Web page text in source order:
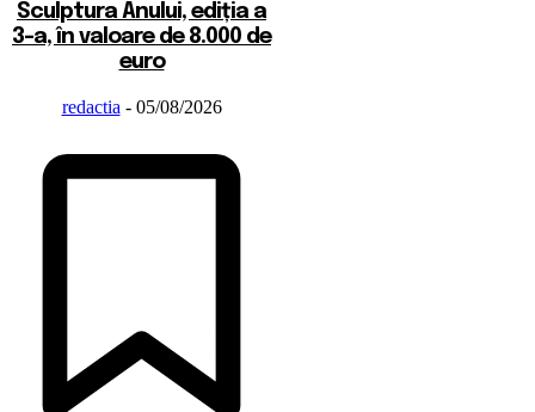
Sculptura Anului, ediția a
3-a, în valoare de 8.000 de
euro
redactia - 05/08/2026